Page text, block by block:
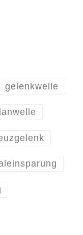
gelenkwelle